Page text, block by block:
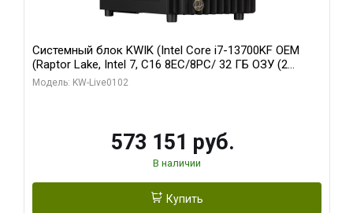
Системный блок KWIK (Intel Core i7-13700KF OEM
(Raptor Lake, Intel 7, C16 8EC/8PC/ 32 ГБ ОЗУ (2
модуля)/ Afox RTX4090 24GB GDDR6X 384-Bit 3xDP
Модель: KW-Live0102
573 151 руб.
В наличии
Купить